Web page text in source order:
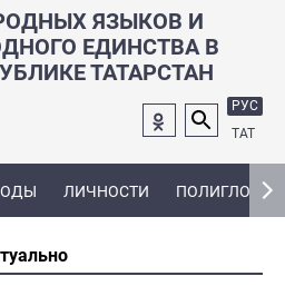
ЯЗЫКОВ И
ЕДИНСТВА В
ТАТАРСТАН
РУС
ТАТ
ЛИЧНОСТИ ПОЛИГЛОТ